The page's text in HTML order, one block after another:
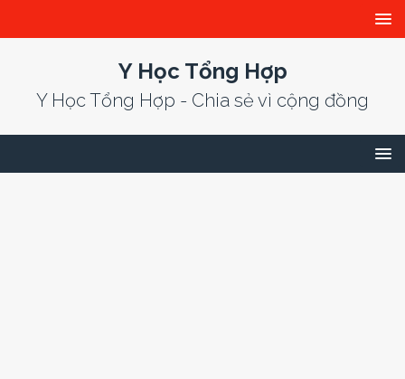
Y Học Tổng Hợp
Y Học Tổng Hợp - Chia sẻ vì cộng đồng